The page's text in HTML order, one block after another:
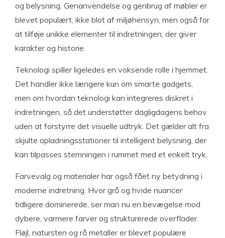
og belysning. Genanvendelse og genbrug af møbler er
blevet populært, ikke blot af miljøhensyn, men også for
at tilføje unikke elementer til indretningen, der giver
karakter og historie.
Teknologi spiller ligeledes en voksende rolle i hjemmet.
Det handler ikke længere kun om smarte gadgets,
men om hvordan teknologi kan integreres diskret i
indretningen, så det understøtter dagligdagens behov
uden at forstyrre det visuelle udtryk. Det gælder alt fra
skjulte opladningsstationer til intelligent belysning, der
kan tilpasses stemningen i rummet med et enkelt tryk.
Farvevalg og materialer har også fået ny betydning i
moderne indretning. Hvor grå og hvide nuancer
tidligere dominerede, ser man nu en bevægelse mod
dybere, varmere farver og strukturerede overflader.
Fløjl, natursten og rå metaller er blevet populære